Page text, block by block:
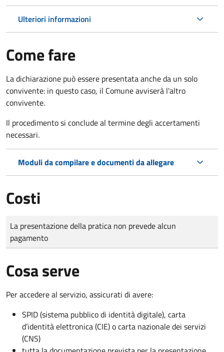
Ulteriori informazioni
Come fare
La dichiarazione può essere presentata anche da un solo
convivente: in questo caso, il Comune avviserà l'altro
convivente.
Il procedimento si conclude al termine degli accertamenti
necessari.
Moduli da compilare e documenti da allegare
Costi
Tipo di pagamento
Importo
La presentazione della pratica non prevede alcun
pagamento
Cosa serve
Per accedere al servizio, assicurati di avere:
SPID (sistema pubblico di identità digitale), carta
d’identità elettronica (CIE) o carta nazionale dei servizi
(CNS)